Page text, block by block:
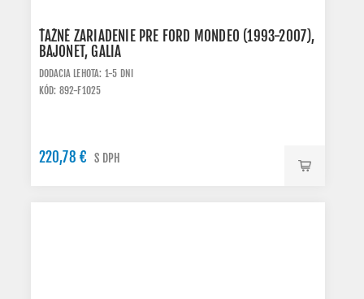
ŤAŽNÉ ZARIADENIE PRE FORD MONDEO (1993-2007),
BAJONET, GALIA
DODACIA LEHOTA: 1-5 DNI
KÓD: 892-F1025
220,78 € S DPH